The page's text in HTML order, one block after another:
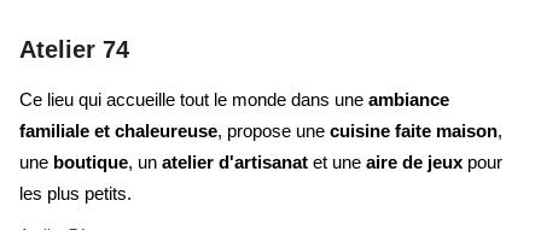
Atelier 74
Ce lieu qui accueille tout le monde dans une ambiance
familiale et chaleureuse, propose une cuisine faite maison,
une boutique, un atelier d'artisanat et une aire de jeux pour
les plus petits.